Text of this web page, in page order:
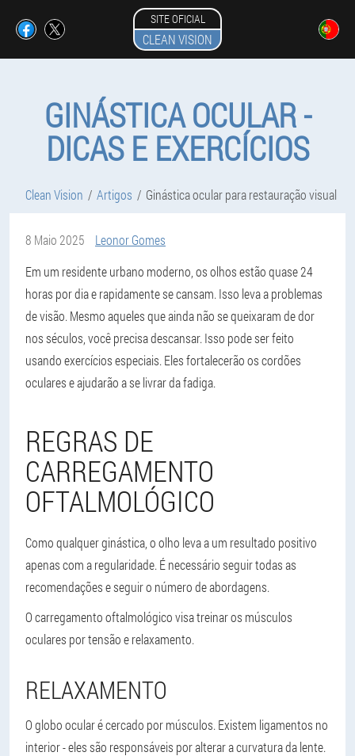
SITE OFICIAL
CLEAN VISION
GINÁSTICA OCULAR -
DICAS E EXERCÍCIOS
Clean Vision Artigos Ginástica ocular para restauração visual
8 Maio 2025
Leonor Gomes
Em um residente urbano moderno, os olhos estão quase 24
horas por dia e rapidamente se cansam. Isso leva a problemas
de visão. Mesmo aqueles que ainda não se queixaram de dor
nos séculos, você precisa descansar. Isso pode ser feito
usando exercícios especiais. Eles fortalecerão os cordões
oculares e ajudarão a se livrar da fadiga.
REGRAS DE
CARREGAMENTO
OFTALMOLÓGICO
Como qualquer ginástica, o olho leva a um resultado positivo
apenas com a regularidade. É necessário seguir todas as
recomendações e seguir o número de abordagens.
O carregamento oftalmológico visa treinar os músculos
oculares por tensão e relaxamento.
RELAXAMENTO
O globo ocular é cercado por músculos. Existem ligamentos no
interior - eles são responsáveis por alterar a curvatura da lente.